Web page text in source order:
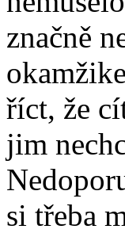
značně
říct, že
jim
si třeba